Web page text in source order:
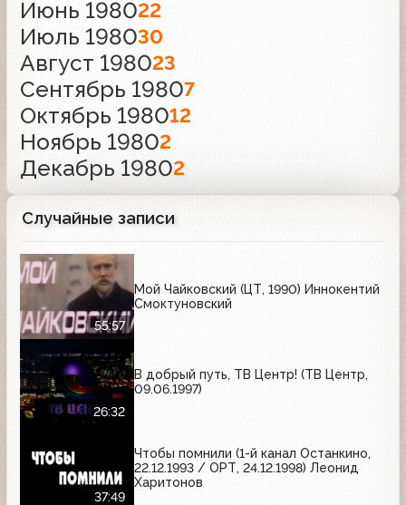
Июнь 198022
Июль 198030
Август 198023
Сентябрь 19807
Октябрь 198012
Ноябрь 19802
Декабрь 19802
Случайные записи
55:57
Мой Чайковский (ЦТ, 1990) Иннокентий
Смоктуновский
26:32
В добрый путь, ТВ Центр! (ТВ Центр,
09.06.1997)
37:49
Чтобы помнили (1-й канал Останкино,
22.12.1993 / ОРТ, 24.12.1998) Леонид
Харитонов